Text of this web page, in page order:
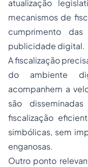
atualização
mecanismos de
cumprimento
publicidade digital.
A fiscalização
do ambiente
acompanhem a
são
fiscalização
simbólicas, sem
enganosas.
Outro ponto